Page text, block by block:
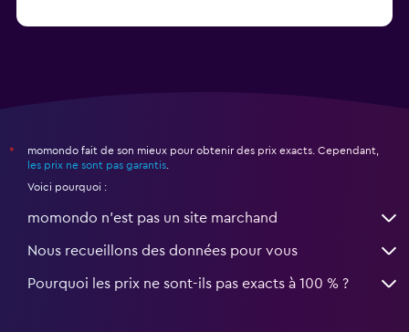
*
momondo fait de son mieux pour obtenir des prix exacts. Cependant,
les prix ne sont pas garantis
Voici pourquoi :
momondo n'est pas un site marchand
Nous recueillons des données pour vous
Pourquoi les prix ne sont-ils pas exacts à 100 % ?